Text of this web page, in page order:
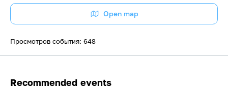
Open map
Просмотров события: 648
Recommended events